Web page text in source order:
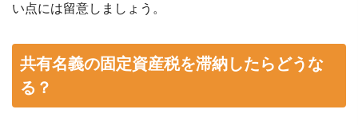
い点には留意しましょう。
共有名義の固定資産税を滞納したらどうな
る？